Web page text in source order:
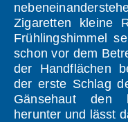
Zigaretten kleine
Frühlingshimmel
schon vor dem
der Handflächen
der erste Schlag
Gänsehaut den
herunter und lässt